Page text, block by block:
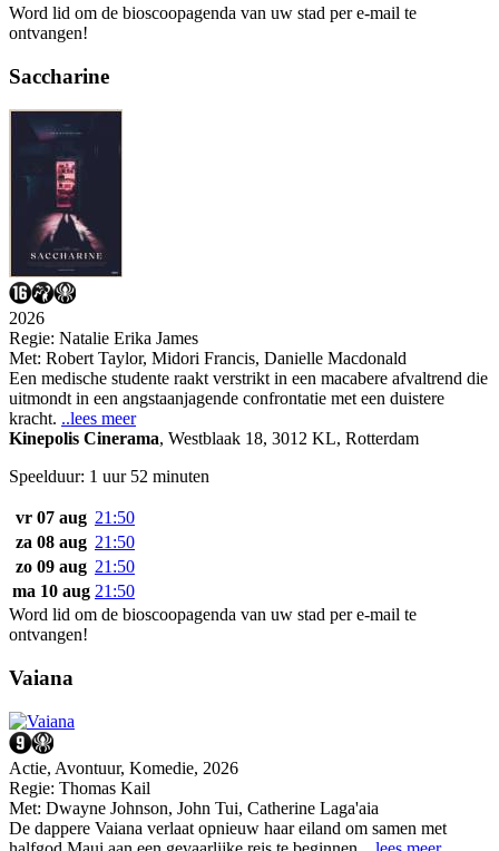
Word lid om de bioscoopagenda van uw stad per e-mail te
ontvangen!
Saccharine
2026
Regie: Natalie Erika James
Met: Robert Taylor, Midori Francis, Danielle Macdonald
Een medische studente raakt verstrikt in een macabere afvaltrend die
uitmondt in een angstaanjagende confrontatie met een duistere
kracht. ..lees meer
Kinepolis Cinerama, Westblaak 18, 3012 KL, Rotterdam
Speelduur: 1 uur 52 minuten
vr 07 aug 21:50
za 08 aug 21:50
zo 09 aug 21:50
ma 10 aug 21:50
Word lid om de bioscoopagenda van uw stad per e-mail te
ontvangen!
Vaiana
Actie, Avontuur, Komedie, 2026
Regie: Thomas Kail
Met: Dwayne Johnson, John Tui, Catherine Laga'aia
De dappere Vaiana verlaat opnieuw haar eiland om samen met